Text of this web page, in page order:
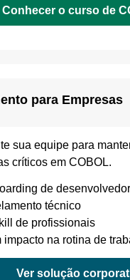
Conhecer o curso de
para Empresas
sua equipe para
críticos em COBOL.
de
técnico
de profissionais
impacto na rotina de
Ver solução